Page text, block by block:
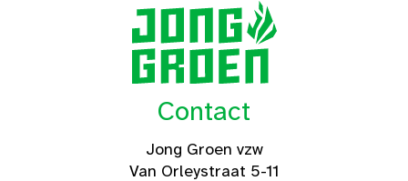
Contact
Jong Groen vzw
Van Orleystraat 5-11